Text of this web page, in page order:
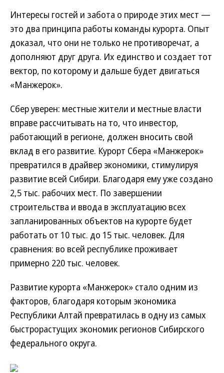
Интересы гостей и забота о природе этих мест —
это два принципа работы команды курорта. Опыт
доказал, что они не только не противоречат, а
дополняют друг друга. Их единство и создает тот
вектор, по которому и дальше будет двигаться
«Манжерок».
Сбер уверен: местные жители и местные власти
вправе рассчитывать на то, что инвестор,
работающий в регионе, должен вносить свой
вклад в его развитие. Курорт Сбера «Манжерок»
превратился в драйвер экономики, стимулируя
развитие всей Сибири. Благодаря ему уже создано
2,5 тыс. рабочих мест. По завершении
строительства и ввода в эксплуатацию всех
запланированных объектов на курорте будет
работать от 10 тыс. до 15 тыс. человек. Для
сравнения: во всей республике проживает
примерно 220 тыс. человек.
Развитие курорта «Манжерок» стало одним из
факторов, благодаря которым экономика
Республики Алтай превратилась в одну из самых
быстрорастущих экономик регионов Сибирского
федерального округа.